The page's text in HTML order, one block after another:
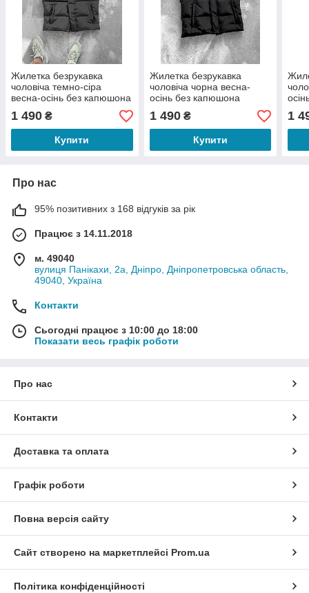
Жилетка безрукавка
чоловіча темно-сіра
весна-осінь без капюшона
водовідштовхуюча
плащівка IMBA
1 490 ₴
Купити
Жилетка безрукавка
чоловіча чорна весна-
осінь без капюшона
водовідштовхуюча
плащівка IMBA
1 490₴
Купити
1
Про нас
95% позитивних з 168 відгуків за рік
Працює з 14.11.2018
м. 49040
вулиця Панікахи, 2а, Дніпро, Дніпропетровська область,
49040, Україна
Контакти
Сьогодні працює з 10:00 до 18:00
Показати весь графік роботи
Про нас
Контакти
Доставка та оплата
Графік роботи
Повна версія сайту
Сайт створено на маркетплейсі Prom.ua
Політика конфіденційності